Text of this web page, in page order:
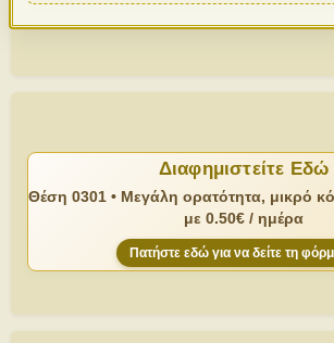
Διαφημιστείτε Εδώ
Θέση 0301 • Μεγάλη ορατότητα, μικρό
με 0.50€ / ημέρα
Πατήστε εδώ για να δείτε τη